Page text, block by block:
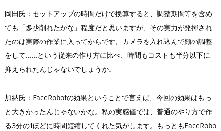
岡田氏：セットアップの時間だけで換算すると、調整期間等を含め
ても「多少削れたかな」程度だと思いますが、その実力が発揮され
たのは実際の作業に入ってからです。カメラを入れ込んで顔の調整
をして......という従来の作り方に比べ、時間もコストも半分以下に
抑えられたんじゃないでしょうか。
加納氏：FaceRobotの効果ということで言えば、今回の効果はもっ
と大きかったんじゃないかな。私の実感値では、普通のやり方で作
る3分の1ほどに時間短縮してくれた気がします。もっともFaceRobo